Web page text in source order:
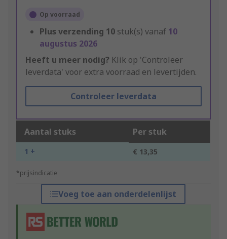
Op voorraad
Plus verzending 10 stuk(s) vanaf 10
augustus 2026
Heeft u meer nodig? Klik op 'Controleer
leverdata' voor extra voorraad en levertijden.
Controleer leverdata
Aantal stuks Per stuk
1 + € 13,35
*prijsindicatie
Voeg toe aan onderdelenlijst